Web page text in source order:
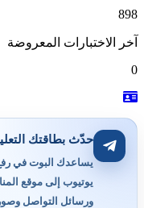
898
آخر الاختبارات المعروضة
0
حدّث بطاقتك
يساعدك البوت في رفع
يوتيوب إلى موقع
ورسائل التواصل